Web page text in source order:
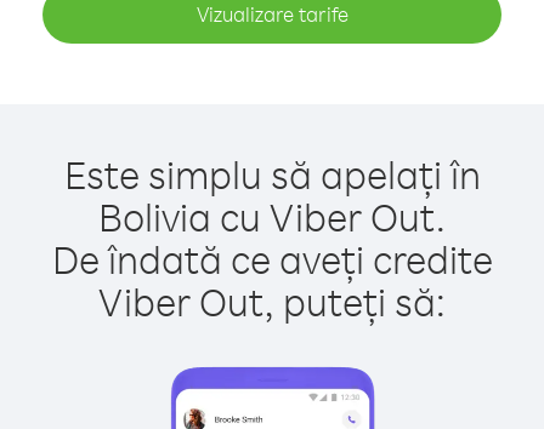
Vizualizare tarife
Este simplu să apelați în
Bolivia cu Viber Out.
De îndată ce aveți credite
Viber Out, puteți să: